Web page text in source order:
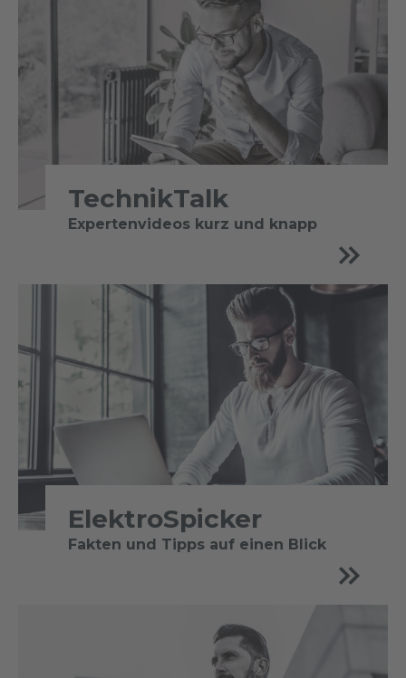
TechnikTalk
Expertenvideos kurz und knapp
ElektroSpicker
Fakten und Tipps auf einen Blick